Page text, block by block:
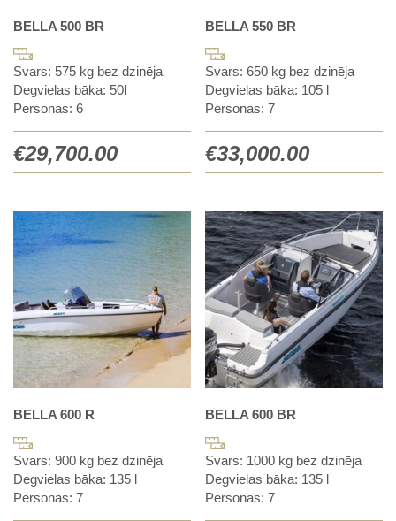
BELLA 500 BR
Svars: 575 kg bez dzinēja
Degvielas bāka: 50l
Personas: 6
€29,700.00
BELLA 550 BR
Svars: 650 kg bez dzinēja
Degvielas bāka: 105 l
Personas: 7
€33,000.00
BELLA 600 R
Svars: 900 kg bez dzinēja
Degvielas bāka: 135 l
Personas: 7
BELLA 600 BR
Svars: 1000 kg bez dzinēja
Degvielas bāka: 135 l
Personas: 7